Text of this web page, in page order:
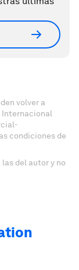
volver a
Internacional
condiciones de
del autor y no